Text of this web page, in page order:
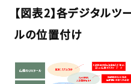
【図表2】各デジタルツ
ルの位置付け